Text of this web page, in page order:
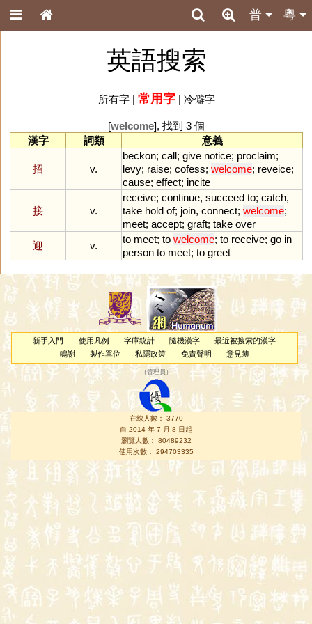
粵
普
英語搜索
所有字| 常用字| 冷僻字
[welcome], 找到 3 個
漢字
詞類 意義
招 v.
beckon; call; give notice; proclaim;
levy; raise; cofess; welcome; reveice;
cause; effect; incite
接 v.
receive; continue, succeed to; catch,
take hold of; join, connect; welcome;
meet; accept; graft; take over
迎
v.
to meet; to welcome; to receive; go in
person to meet; to greet
新手入門 使用凡例 字庫統計 隨機漢字
最近被搜索的漢字
鳴謝
製作單位 私隱政策 免責聲明 意見簿
（管理員 ）
在線人數： 3770
自 2014 年 7 月 8 日起
瀏覽人數： 80489232
使用次數： 294703335